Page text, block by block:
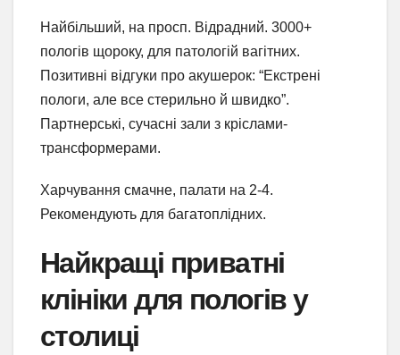
Найбільший, на просп. Відрадний. 3000+
пологів щороку, для патологій вагітних.
Позитивні відгуки про акушерок: “Екстрені
пологи, але все стерильно й швидко”.
Партнерські, сучасні зали з кріслами-
трансформерами.
Харчування смачне, палати на 2-4.
Рекомендують для багатоплідних.
Найкращі приватні
клініки для пологів у
столиці